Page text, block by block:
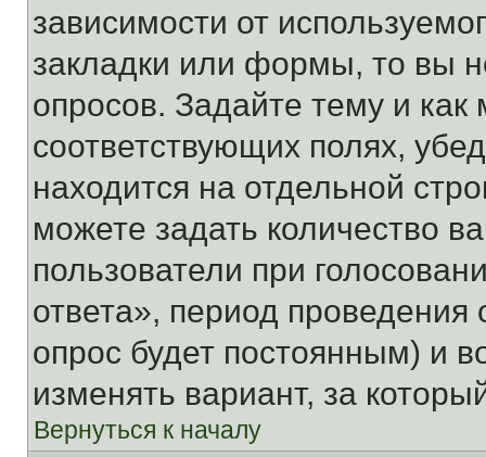
зависимости от
закладки или формы, то вы
опросов. Задайте тему и
соответствующих полях,
находится на отдельной
можете задать количество
пользователи при
ответа», период проведения
опрос будет постоянным) и
изменять вариант, за
Вернуться к началу